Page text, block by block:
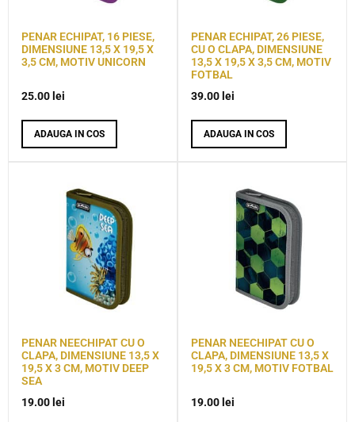
PENAR ECHIPAT, 16 PIESE,
DIMENSIUNE 13,5 X 19,5 X
3,5 CM, MOTIV UNICORN
25.00 lei
ADAUGA IN COS
PENAR ECHIPAT, 26 PIESE,
CU O CLAPA, DIMENSIUNE
13,5 X 19,5 X 3,5 CM, MOTIV
FOTBAL
39.00 lei
ADAUGA IN COS
PENAR NEECHIPAT CU O
CLAPA, DIMENSIUNE 13,5 X
19,5 X 3 CM, MOTIV DEEP
SEA
19.00 lei
PENAR NEECHIPAT CU O
CLAPA, DIMENSIUNE 13,5 X
19,5 X 3 CM, MOTIV FOTBAL
19.00 lei